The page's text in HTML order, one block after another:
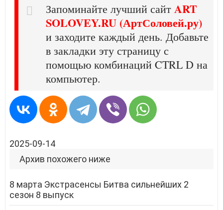
Запоминайте лучший сайт ART
SOLOVEY.RU (АртСоловей.ру)
и заходите каждый день. Добавьте
в закладки эту страницу с
помощью комбинаций CTRL D на
компьютер.
2025-09-14
Архив похожего ниже
8 марта Экстрасенсы Битва сильнейших 2
сезон 8 выпуск